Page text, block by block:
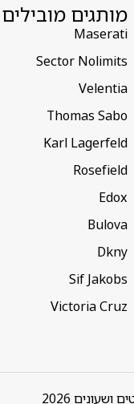
מותגים מובילים
Maserati
Sector Nolimits
Velentia
Thomas Sabo
Karl Lagerfeld
Rosefield
Edox
Bulova
Dkny
Sif Jakobs
Victoria Cruz
2026